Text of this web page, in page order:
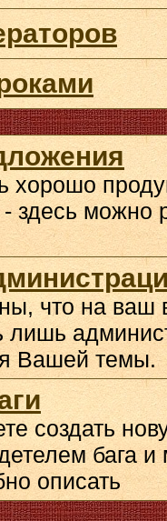
хорошо
здесь можно
что на ваш
лишь
Вашей темы.
создать
бага и
описать